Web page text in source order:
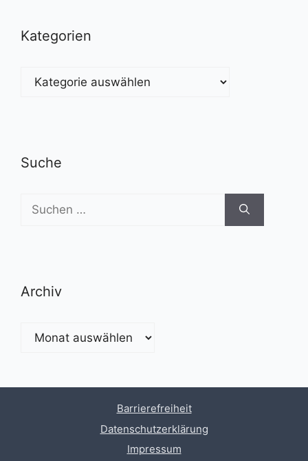
Kategorien
Kategorien
Suche
Suchen
nach:
Archiv
Archiv
Barrierefreiheit
Datenschutzerklärung
Impressum